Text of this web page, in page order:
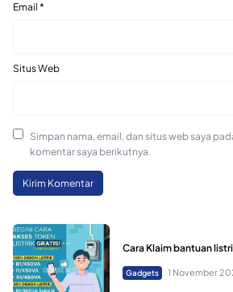
Email *
Situs Web
Simpan nama, email, dan situs web saya
komentar saya berikutnya.
Cara Klaim bantuan
Gadgets 1 November